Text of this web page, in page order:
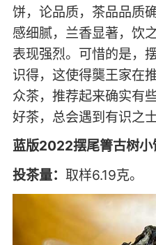
饼，论品质，茶品品质
感细腻，兰香显著，饮
表现强烈。可惜的是，
识得，这使得龑王家在
众茶，推荐起来确实有
好茶，总会遇到有识之
蓝版2022摆尾箐古树小
投茶量： 取样6.19克。